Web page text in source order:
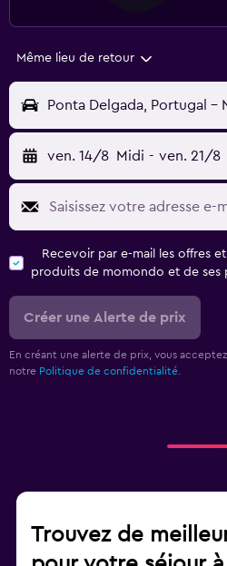
Même lieu de retour
Ponta Delgada, Portugal -
ven. 14/8 Midi - ven. 21/8
Recevoir par e-mail les offres
produits de momondo et de ses
Créer une Alerte de prix
En créant une alerte de prix, vous
notre Politique de confidentialité.
Trouvez de